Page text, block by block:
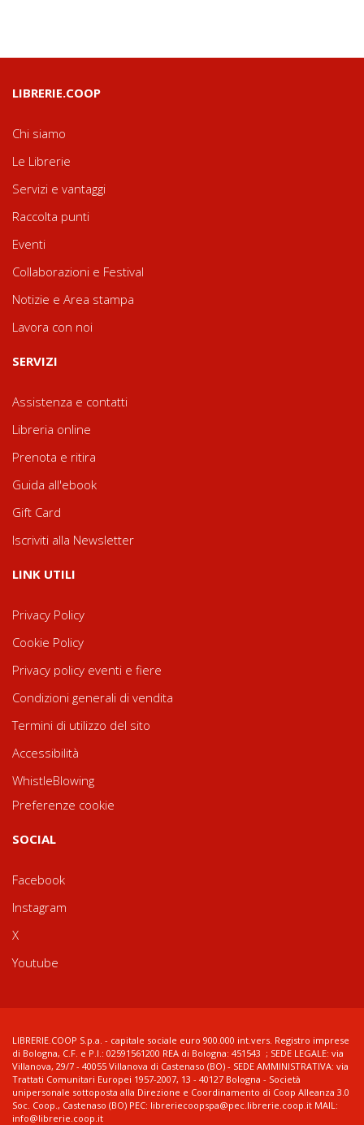
LIBRERIE.COOP
Chi siamo
Le Librerie
Servizi e vantaggi
Raccolta punti
Eventi
Collaborazioni e Festival
Notizie e Area stampa
Lavora con noi
SERVIZI
Assistenza e contatti
Libreria online
Prenota e ritira
Guida all'ebook
Gift Card
Iscriviti alla Newsletter
LINK UTILI
Privacy Policy
Cookie Policy
Privacy policy eventi e fiere
Condizioni generali di vendita
Termini di utilizzo del sito
Accessibilità
WhistleBlowing
Preferenze cookie
SOCIAL
Facebook
Instagram
X
Youtube
LIBRERIE.COOP S.p.a. - capitale sociale euro 900.000 int.vers. Registro imprese
di Bologna, C.F. e P.I.: 02591561200 REA di Bologna: 451543 ; SEDE LEGALE: via
Villanova, 29/7 - 40055 Villanova di Castenaso (BO) - SEDE AMMINISTRATIVA: via
Trattati Comunitari Europei 1957-2007, 13 - 40127 Bologna - Società
unipersonale sottoposta alla Direzione e Coordinamento di Coop Alleanza 3.0
Soc. Coop., Castenaso (BO) PEC: libreriecoopspa@pec.librerie.coop.it MAIL:
info@librerie.coop.it